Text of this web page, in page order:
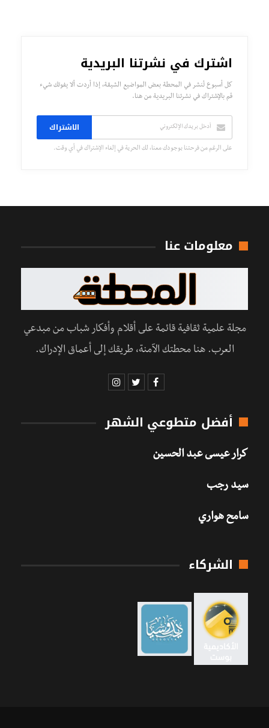
اشترك في نشرتنا البريدية
كل أسبوع تُنشر في المحطة بعض المواضيع الشيقة، إذا أردت ألا يفوتك شيء
قم بالإشتراك في نشرتنا البريدية من هنا.
الاشتراك
على الرغم من فرحتنا بوجودك معنا، لك الحرية في إلغاء الإشتراك في أي وقت.
معلومات عنا
مجلة علمية ثقافية قائمة على أقلام وأفكار شباب من مبدعي
العرب. هنا محطتك الآمنة، طريقك إلى أعماق الإدراك.
أفضل متطوعي الشهر
كرار عيسى عبد الحسين
سيد رجب
سامح هواري
الشركاء